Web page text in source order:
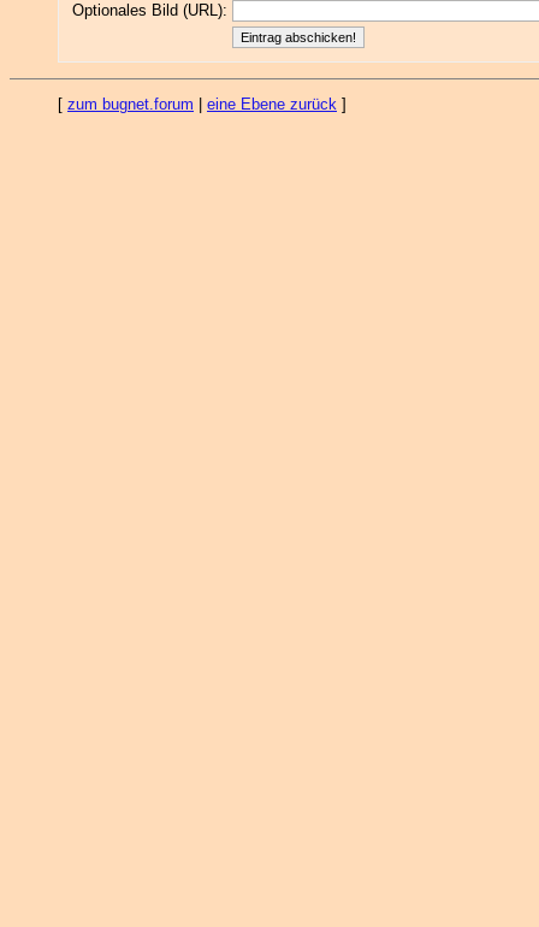
Optionales Bild (URL):
[ zum bugnet.forum eine Ebene zurück ]